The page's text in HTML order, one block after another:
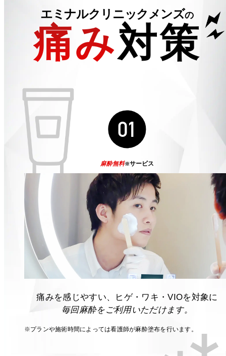
エミナルクリニックメンズの
痛み対策
01
麻酔無料※サービス
痛みを感じやすい、ヒゲ・ワキ・VIOを対象に
毎回麻酔をご利用いただけます。
※プランや施術時間によっては看護師が麻酔塗布を行います。